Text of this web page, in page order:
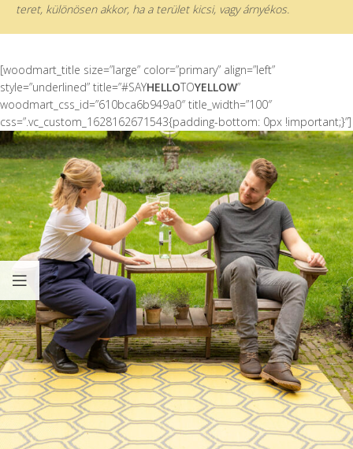
teret, különösen akkor, ha a terület kicsi, vagy árnyékos.
[woodmart_title size=”large” color=”primary” align=”left”
style=”underlined” title=”#SAYHELLOTOYELLOW”
woodmart_css_id=”610bca6b949a0″ title_width=”100″
css=”.vc_custom_1628162671543{padding-bottom: 0px !important;}”]